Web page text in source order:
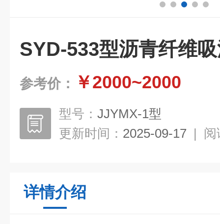
SYD-533型沥青纤维
参考价： ￥2000~2000
型号： JJYMX-1型
更新时间： 2025-09-17 | 阅
详情介绍